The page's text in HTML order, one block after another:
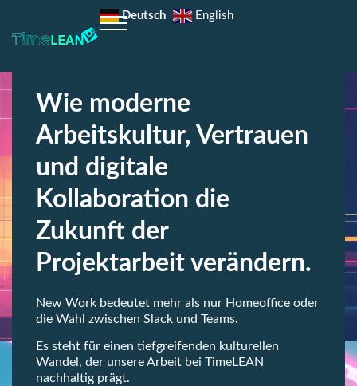
Deutsch English
Zusammenarbeit​
Wie moderne
Arbeitskultur, Vertrauen
und digitale
Kollaboration die
Zukunft der
Projektarbeit verändern.
New Work bedeutet mehr als nur Homeoffice oder
die Wahl zwischen Slack und Teams.
Es steht für einen tiefgreifenden kulturellen
Wandel, der unsere Arbeit bei TimeLEAN
nachhaltig prägt.